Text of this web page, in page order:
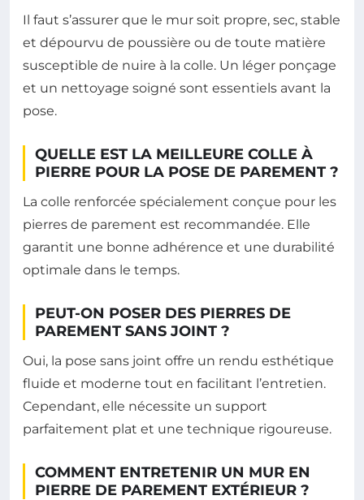
Il faut s’assurer que le mur soit propre, sec, stable
et dépourvu de poussière ou de toute matière
susceptible de nuire à la colle. Un léger ponçage
et un nettoyage soigné sont essentiels avant la
pose.
QUELLE EST LA MEILLEURE COLLE À
PIERRE POUR LA POSE DE PAREMENT ?
La colle renforcée spécialement conçue pour les
pierres de parement est recommandée. Elle
garantit une bonne adhérence et une durabilité
optimale dans le temps.
PEUT-ON POSER DES PIERRES DE
PAREMENT SANS JOINT ?
Oui, la pose sans joint offre un rendu esthétique
fluide et moderne tout en facilitant l’entretien.
Cependant, elle nécessite un support
parfaitement plat et une technique rigoureuse.
COMMENT ENTRETENIR UN MUR EN
PIERRE DE PAREMENT EXTÉRIEUR ?